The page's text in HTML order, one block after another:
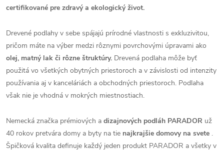
certifikované pre zdravý a ekologický život.
Drevené podlahy v sebe spájajú prírodné vlastnosti s exkluzivitou,
pričom máte na výber medzi rôznymi povrchovými úpravami ako
olej, matný lak či rôzne štruktúry. Drevená podlaha môže byť
použitá vo všetkých obytných priestoroch a v závislosti od intenzity
používania aj v kanceláriách a obchodných priestoroch. Podlaha
však nie je vhodná v mokrých miestnostiach.
Nemecká značka prémiových a dizajnových podláh PARADOR už
40 rokov pretvára domy a byty na tie najkrajšie domovy na svete .
Špičková kvalita definuje každý jeden produkt PARADOR a všetky v